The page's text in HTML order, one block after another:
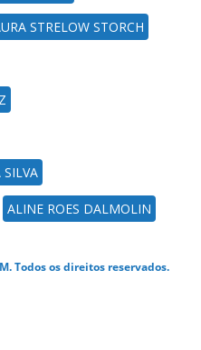
STRELOW STORCH
ALINE ROES DALMOLIN
Todos os direitos reservados.